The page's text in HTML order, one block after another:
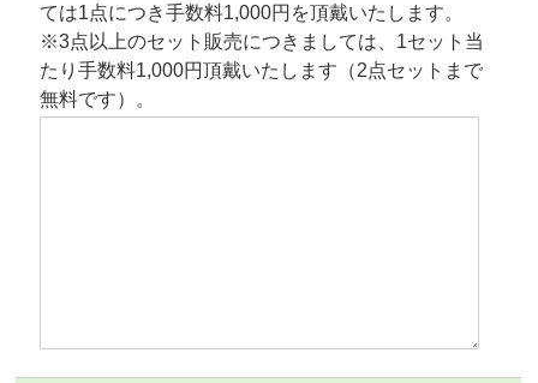
ては1点につき手数料1,000円を頂戴いたします。
※3点以上のセット販売につきましては、1セット当
たり手数料1,000円頂戴いたします（2点セットまで
無料です）。